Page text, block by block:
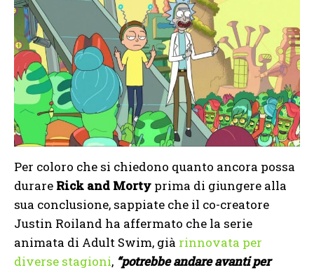
Per coloro che si chiedono quanto ancora possa
durare Rick and Morty prima di giungere alla
sua conclusione, sappiate che il co-creatore
Justin Roiland ha affermato che la serie
animata di Adult Swim, già rinnovata per
diverse stagioni, “potrebbe andare avanti per